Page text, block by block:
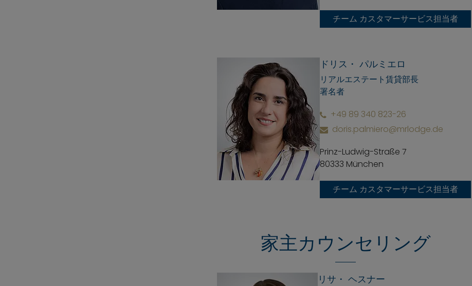
チーム カスタマーサービス担当者
ドリス・ パルミエロ
リアルエステート賃貸部長
署名者
+49 89 340 823-26
doris.palmiero@mrlodge.de
Prinz-Ludwig-Straße 7
80333 München
チーム カスタマーサービス担当者
家主カウンセリング
リサ・ ヘスナー